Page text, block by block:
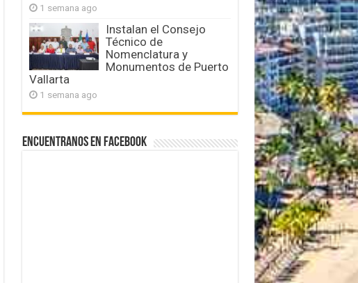
1 semana ago
Instalan el Consejo
Técnico de
Nomenclatura y
Monumentos de Puerto
Vallarta
1 semana ago
Encuentranos en Facebook